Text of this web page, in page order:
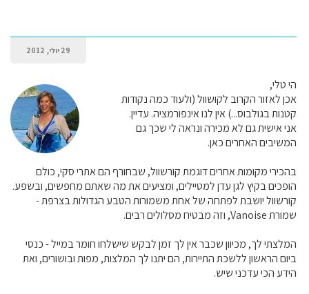
29 יולי, 2012
הי טלי,
אכן לאזור הקרוב לקושוול (ולעוד כמה נקודות
קטנות בגולבוס...) אין לנו אינפורמציה. עדיין.
אני אישית גם לא מכירה ונראה לי שכך גם
המשיבים האחרים כאן.
בהכירי מקומות אחרים דוגמת קורשוול, שבחורף הם אתרי סקי, כולם
הופכים בקיץ לגן עדן למטיילים, ומציעים את מה שאתם מחפשים, ובשפע.
קורשוול יושבת לפתחה של אחת משמורות הטבע הגדולות בצרפת -
שמורת Vanoise, וזה מבטיח מסלולים רבים.
המלצתי לך, מכיוון שכבר אין לך זמן לבקש שישלחו חומר במייל - כנסי
ביום הראשון ללשכת התיירות, הם יתנו לך המלצות, מפות ובושורים, ואת
הידע הכי עדכני שיש.